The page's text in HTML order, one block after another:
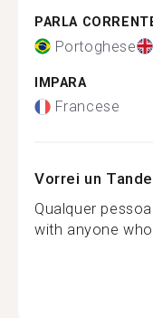
PARLA
Portoghese
IMPARA
Francese
Vorrei un
Qualquer
with anyone